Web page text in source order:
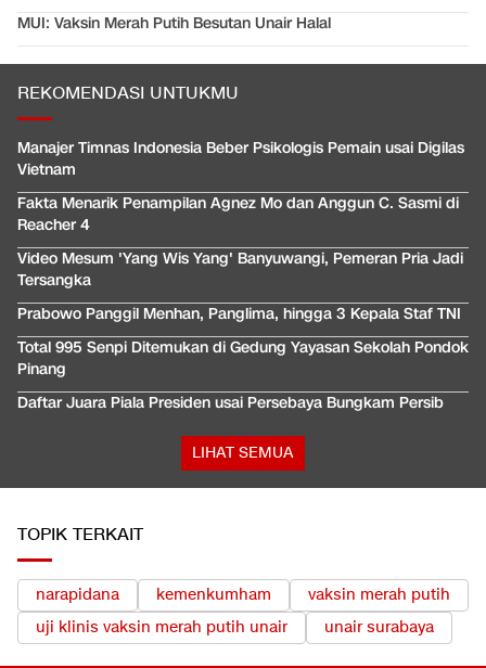
MUI: Vaksin Merah Putih Besutan Unair Halal
REKOMENDASI UNTUKMU
Manajer Timnas Indonesia Beber Psikologis Pemain usai Digilas
Vietnam
Fakta Menarik Penampilan Agnez Mo dan Anggun C. Sasmi di
Reacher 4
Video Mesum 'Yang Wis Yang' Banyuwangi, Pemeran Pria Jadi
Tersangka
Prabowo Panggil Menhan, Panglima, hingga 3 Kepala Staf TNI
Total 995 Senpi Ditemukan di Gedung Yayasan Sekolah Pondok
Pinang
Daftar Juara Piala Presiden usai Persebaya Bungkam Persib
LIHAT SEMUA
TOPIK TERKAIT
narapidana kemenkumham
vaksin merah putih
uji klinis vaksin merah putih unair
unair surabaya